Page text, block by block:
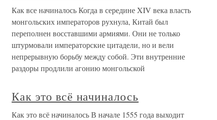
Как все начиналось Когда в середине XIV века власть
монгольских императоров рухнула, Китай был
переполнен восставшими армиями. Они не только
штурмовали императорские цитадели, но и вели
непрерывную борьбу между собой. Эти внутренние
раздоры продлили агонию монгольской
Как это всё начиналось
Как это всё начиналось В начале 1555 года выходит